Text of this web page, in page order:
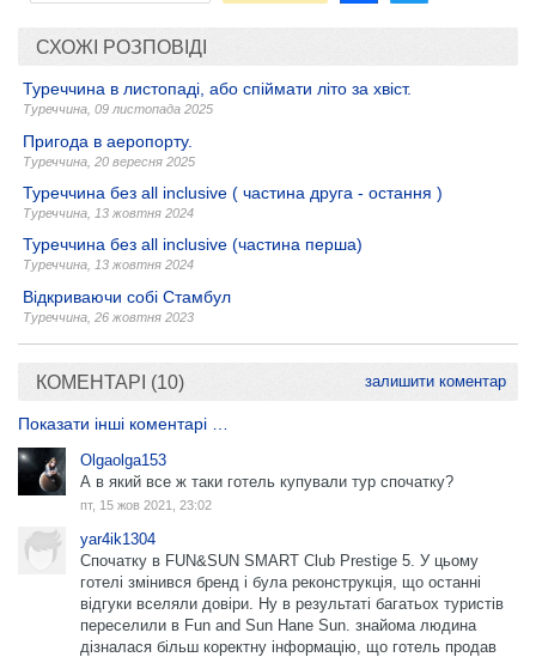
СХОЖІ РОЗПОВІДІ
Туреччина в листопаді, або спіймати літо за хвіст.
Туреччина 09 листопада 2025
Пригода в аеропорту.
Туреччина 20 вересня 2025
Туреччина без all inclusive ( частина друга - остання )
Туреччина 13 жовтня 2024
Туреччина без all inclusive (частина перша)
Туреччина 13 жовтня 2024
Відкриваючи собі Стамбул
Туреччина 26 жовтня 2023
КОМЕНТАРІ (10) залишити коментар
Показати інші коментарі …
Olgaolga153
А в який все ж таки готель купували тур спочатку?
пт, 15 жов 2021, 23:02
yar4ik1304
Спочатку в FUN&SUN SMART Club Prestige 5. У цьому
готелі змінився бренд і була реконструкція, що останні
відгуки вселяли довіри. Ну в результаті багатьох туристів
переселили в Fun and Sun Hane Sun. знайома людина
дізналася більш коректну інформацію, що готель продав